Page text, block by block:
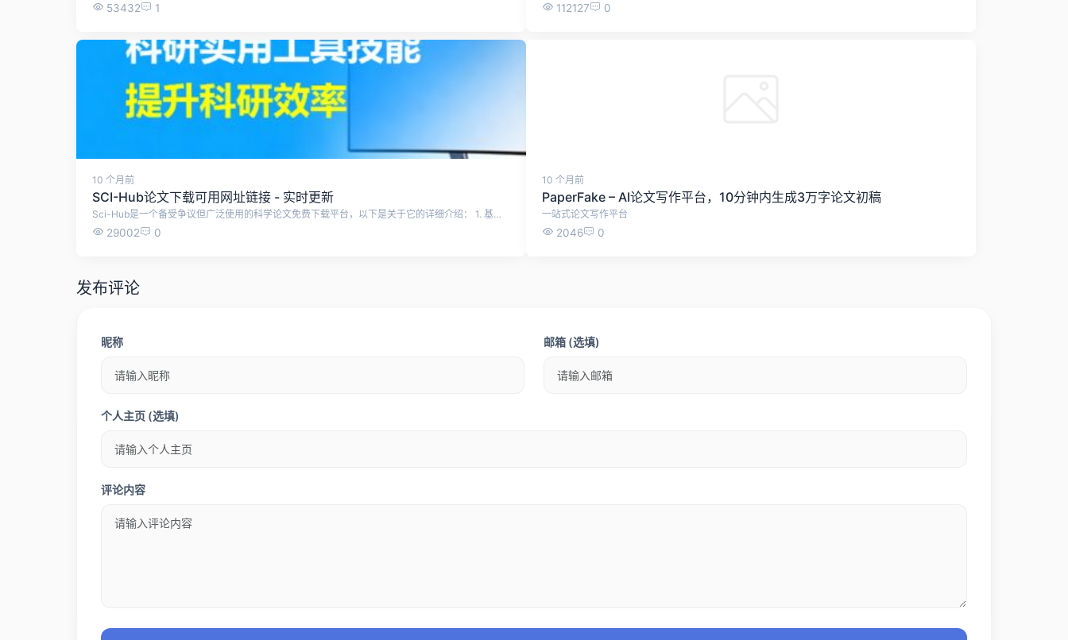
53432 1 112127 0
10 个月前
SCI-Hub论文下载可用网址链接 - 实时更新
Sci-Hub是一个备受争议但广泛使用的科学论文免费下载平台，以下是关于它的详细介绍： 1. 基本概况与创立背景 - 创建时间与创始人：由Alexandra Elbakyan于2011年创立，旨在打破学术出版商设置的付费壁垒，为全球科研人员提供免费获取论文的途径。 - 核心理念：主张“知识应自由共享”，认为高昂的商业订阅费用阻碍了科学研究的进步。 2. 功能与服务模式 - 自动化下载机制：用户输入论文的题目、DOI号或URL后，系统通过爬虫技术自动抓取并解析文献内容。。 - 资源规模：截至2020年底，已收集超过8500万篇研究论文和书籍，覆盖多学科领域。 3. 法律争议与运营挑战 - 版权纠纷：多次遭到主流出版商（如Elsevier、Wiley等）的法律诉讼。例如，2020年印度德里法院应诉方要求封锁网站；英国也获得针对它的封锁令。这些诉讼指控其大规模侵犯版权。 4. 可用链接 - 本站实时自动检测并更新SCI-Hub的可用网址链接 序号 访问链接 使用状态 1 https://www.sci-hub.se/ 可用 2 https://www.sci-hub.st/ 可用 3 https://www.sci-hub.ru/ 可用 4 https://www.sci-hub.in/ 可用 5 https://www.tesble.com/ 可用
29002 0
10 个月前
PaperFake – AI论文写作平台，10分钟内生成3万字论文初稿
一站式论文写作平台
2046 0
发布评论
昵称 邮箱 (选填)
个人主页 (选填)
评论内容